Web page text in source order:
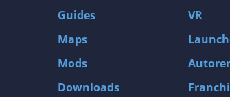
Guides
Maps
Mods
Downloads
VR